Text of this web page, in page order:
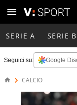
SERIE A SERIE B
Seguici su: Google
CALCIO